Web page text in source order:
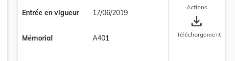
Entrée en vigueur
17/06/2019
Mémorial A401
Actions
save_alt
Téléchargement